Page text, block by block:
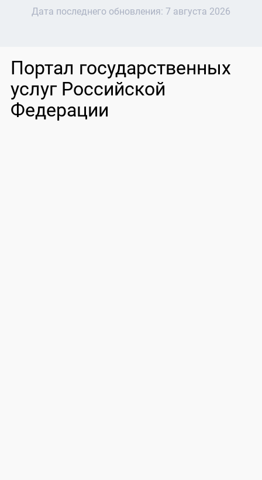
Дата последнего обновления: 7 августа 2026
Портал государственных
услуг Российской
Федерации